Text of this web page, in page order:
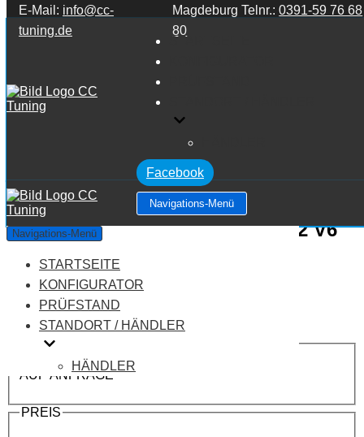
Zum Inhalt springen
E-Mail: info@cc-
tuning.de
Magdeburg Telnr.:0391-59 76 68
80
STARTSEITE
Facebook
Navigations-Menü
Navigations-Menü
STARTSEITE
KONFIGURATOR
PRÜFSTAND
STANDORT / HÄNDLER
HÄNDLER
Audi TT MK 2 8J TT MK2 (8J) 3.2 V6
24V
Leistung:250 PS
Drehmoment:320 NM
Motortyp:Benziner
PREIS
AUF ANFRAGE
PREIS